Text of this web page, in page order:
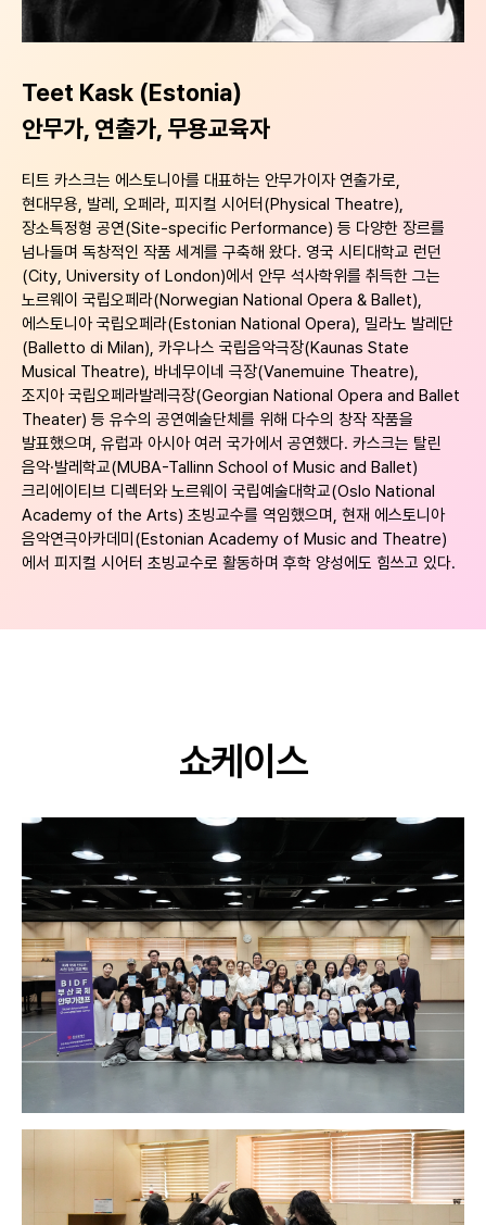
Teet Kask (Estonia)
안무가, 연출가, 무용교육자
티트 카스크는 에스토니아를 대표하는 안무가이자 연출가로,
현대무용, 발레, 오페라, 피지컬 시어터(Physical Theatre),
장소특정형 공연(Site-specific Performance) 등 다양한 장르를
넘나들며 독창적인 작품 세계를 구축해 왔다. 영국 시티대학교 런던
(City, University of London)에서 안무 석사학위를 취득한 그는
노르웨이 국립오페라(Norwegian National Opera & Ballet),
에스토니아 국립오페라(Estonian National Opera), 밀라노 발레단
(Balletto di Milan), 카우나스 국립음악극장(Kaunas State
Musical Theatre), 바네무이네 극장(Vanemuine Theatre),
조지아 국립오페라발레극장(Georgian National Opera and Ballet
Theater) 등 유수의 공연예술단체를 위해 다수의 창작 작품을
발표했으며, 유럽과 아시아 여러 국가에서 공연했다. 카스크는 탈린
음악·발레학교(MUBA-Tallinn School of Music and Ballet)
크리에이티브 디렉터와 노르웨이 국립예술대학교(Oslo National
Academy of the Arts) 초빙교수를 역임했으며, 현재 에스토니아
음악연극아카데미(Estonian Academy of Music and Theatre)
에서 피지컬 시어터 초빙교수로 활동하며 후학 양성에도 힘쓰고 있다.
쇼케이스